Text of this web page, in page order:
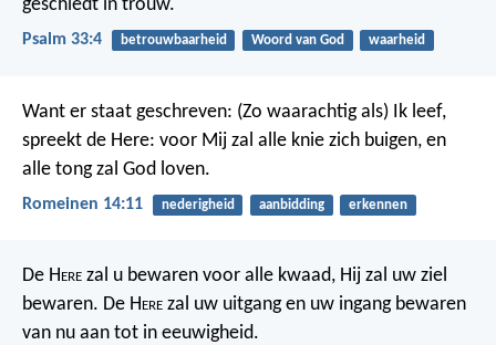
geschiedt in trouw.
Psalm 33:4 betrouwbaarheid Woord van God waarheid
Want er staat geschreven: (Zo waarachtig als) Ik leef,
spreekt de Here: voor Mij zal alle knie zich buigen, en
alle tong zal God loven.
Romeinen 14:11 nederigheid aanbidding erkennen
De Here zal u bewaren voor alle kwaad, Hij zal uw ziel
bewaren. De Here zal uw uitgang en uw ingang bewaren
van nu aan tot in eeuwigheid.